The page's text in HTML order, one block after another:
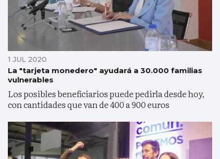
1 JUL 2020
La "tarjeta monedero" ayudará a 30.000 familias
vulnerables
Los posibles beneficiarios puede pedirla desde hoy,
con cantidades que van de 400 a 900 euros